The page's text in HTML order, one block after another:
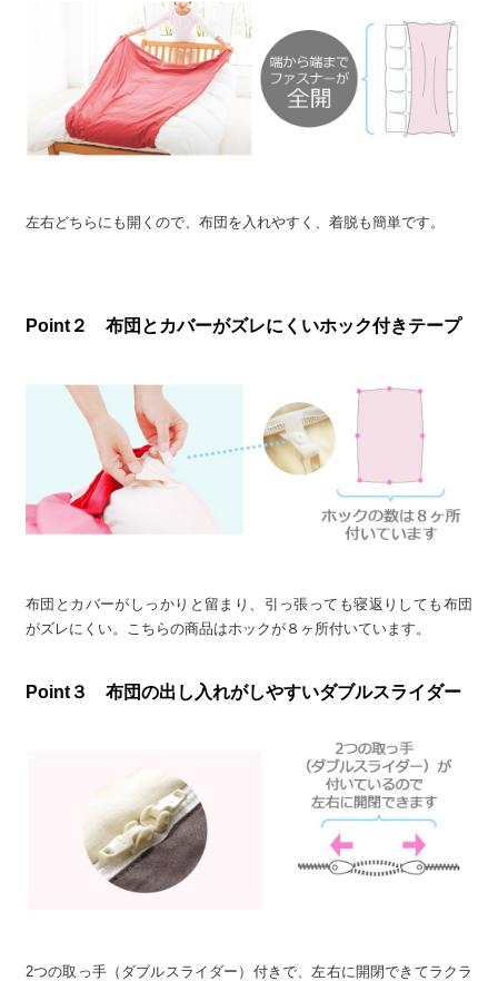
左右どちらにも開くので、布団を入れやすく、着脱も簡単です。
Point２ 布団とカバーがズレにくいホック付きテープ
布団とカバーがしっかりと留まり、引っ張っても寝返りしても布団
がズレにくい。こちらの商品はホックが８ヶ所付いています。
Point３ 布団の出し入れがしやすいダブルスライダー
2つの取っ手（ダブルスライダー）付きで、左右に開閉できてラクラ